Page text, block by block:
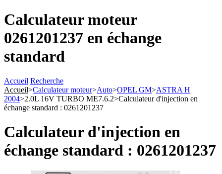
Calculateur moteur
0261201237 en échange
standard
Accueil Recherche
Accueil>Calculateur moteur>Auto>OPEL GM>ASTRA H
2004>2.0L 16V TURBO ME7.6.2>Calculateur d'injection en
échange standard : 0261201237
Calculateur d'injection en
échange standard : 0261201237